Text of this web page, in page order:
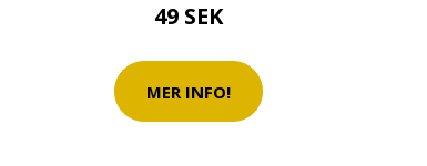
49 SEK
MER INFO!